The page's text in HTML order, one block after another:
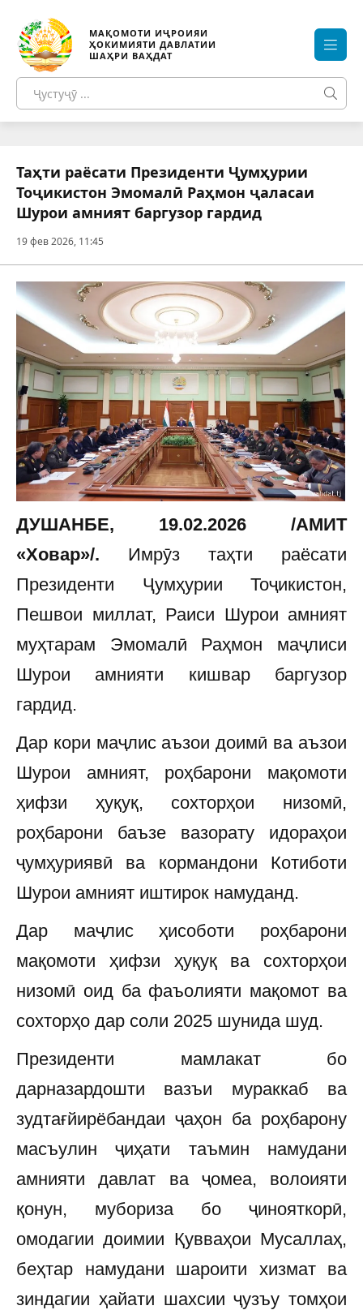
МАҚОМОТИ ИҶРОИЯИ
ҲОКИМИЯТИ ДАВЛАТИИ
ШАҲРИ ВАҲДАТ
Таҳти раёсати Президенти Ҷумҳурии
Тоҷикистон Эмомалӣ Раҳмон ҷаласаи
Шурои амният баргузор гардид
19 фев 2026, 11:45
ДУШАНБЕ, 19.02.2026 /АМИТ
«Ховар»/. Имрӯз таҳти раёсати
Президенти Ҷумҳурии Тоҷикистон,
Пешвои миллат, Раиси Шурои амният
муҳтарам Эмомалӣ Раҳмон маҷлиси
Шурои амнияти кишвар баргузор
гардид.
Дар кори маҷлис аъзои доимӣ ва аъзои
Шурои амният, роҳбарони мақомоти
ҳифзи ҳуқуқ, сохторҳои низомӣ,
роҳбарони баъзе вазорату идораҳои
ҷумҳуриявӣ ва кормандони Котиботи
Шурои амният иштирок намуданд.
Дар маҷлис ҳисоботи роҳбарони
мақомоти ҳифзи ҳуқуқ ва сохторҳои
низомӣ оид ба фаъолияти мақомот ва
сохторҳо дар соли 2025 шунида шуд.
Президенти мамлакат бо
дарназардошти вазъи мураккаб ва
зудтағйирёбандаи ҷаҳон ба роҳбарону
масъулин ҷиҳати таъмин намудани
амнияти давлат ва ҷомеа, волоияти
қонун, мубориза бо ҷинояткорӣ,
омодагии доимии Қувваҳои Мусаллаҳ,
беҳтар намудани шароити хизмат ва
зиндагии ҳайати шахсии ҷузъу томҳои